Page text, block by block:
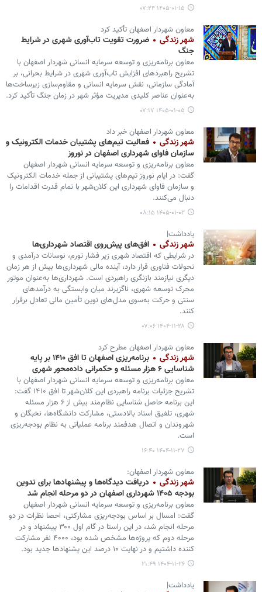
۱۴۰۵-۰۱-۱۵ ۰۷:۲۴
معاون شهردار اصفهان تأکید کرد
شهر زندگی
ضرورت تقویت تاب‌آوری شهری در شرایط
جنگ
معاون برنامه‌ریزی و توسعه سرمایه انسانی شهردار اصفهان با
تشریح راهبردهای افزایش تاب‌آوری شهری در شرایط بحرانی، بر
آمادگی سازمانی، نقش سرمایه انسانی و مقاوم‌سازی زیرساخت‌ها
به‌عنوان عناصر کلیدی مدیریت مؤثر شهر در زمان جنگ تأکید کرد.
۱۴۰۵-۰۱-۰۵ ۰۷:۱۷
معاون شهردار اصفهان خبر داد
شهر زندگی
فعالیت تیم‌های پشتیبان خدمات الکترونیک و
سازمان فاوای شهرداری اصفهان در نوروز
معاون برنامه‌ریزی و توسعه سرمایه انسانی شهردار اصفهان
گفت: در ایام نوروز تیم‌های پشتیبانی از جمله خدمات الکترونیک
و سازمان فاوای شهرداری این کلان‌شهر با تمام قدرت اقدامات را
دنبال می‌کنند.
۱۴۰۵-۰۱-۰۲ ۰۸:۱۵
یادداشت|
شهر زندگی افق‌های پیش‌روی اقتصاد شهرداری‌ها
در شرایطی که اقتصاد شهری زیر فشار تورم، نوسانات درآمدی و
تحولات فناوری قرار دارد، آینده مالی شهرداری‌ها بیش از هر زمان
دیگری نیازمند بازنگری راهبردی است. شهرداری‌ها به‌عنوان موتور
محرک توسعه شهری، ناگزیرند میان وابستگی به درآمدهای
سنتی و حرکت به‌سوی مدل‌های نوین تأمین مالی تعادل برقرار
کنند.
۱۴۰۴-۱۱-۲۸ ۰۷:۰۶
معاون شهردار اصفهان مطرح کرد
شهر زندگی
برنامه‌ریزی اصفهان تا افق ۱۴۱۰ بر پایه
شناسایی ۶ هزار مسئله و حکمرانی داده‌محور شهری
معاون برنامه‌ریزی و توسعه سرمایه انسانی شهردار اصفهان با
تشریح جزئیات برنامه راهبردی این کلان‌شهر تا افق ۱۴۱۰ گفت:
این برنامه حاصل شناسایی نظام‌مند بیش از ۶ هزار مسئله
شهری، تلفیق اسناد بالادستی، مشارکت دانشگاه‌ها، نخبگان و
شهروندان و اتصال هدفمند برنامه عملیاتی به نظام بودجه‌ریزی
است.
۱۴۰۴-۱۱-۲۷ ۱۶:۴۰
معاون شهردار اصفهان:
شهر زندگی
دریافت دیدگاه‌ها و پیشنهادها برای تدوین
بودجه ۱۴۰۵ شهرداری اصفهان در دو مرحله انجام شد
معاون برنامه‌ریزی و توسعه سرمایه انسانی شهردار اصفهان
گفت: امسال بر اساس بودجه‌ریزی مشارکتی، احصا نظرات در دو
مرحله انجام شد، در این راستا در گام اول ۳۰۰ پیشنهاد و در
مرحله دوم که پروژه‌ها مشخص شده بود، ۴۰۰۰ نفر مشارکت
کننده داشتیم و در نهایت ۱۰ درصد این پشنهادها جدید بود.
۱۴۰۴-۱۱-۲۶ ۲۱:۴۹
یادداشت|